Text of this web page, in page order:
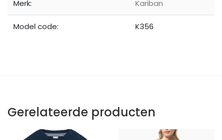
Merk: Kariban
Model code: K356
Gerelateerde producten